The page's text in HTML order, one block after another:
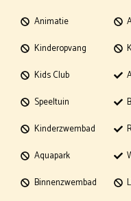
Animatie
Kinderopvang
Kids Club
Speeltuin
Kinderzwembad
Aquapark
Binnenzwembad